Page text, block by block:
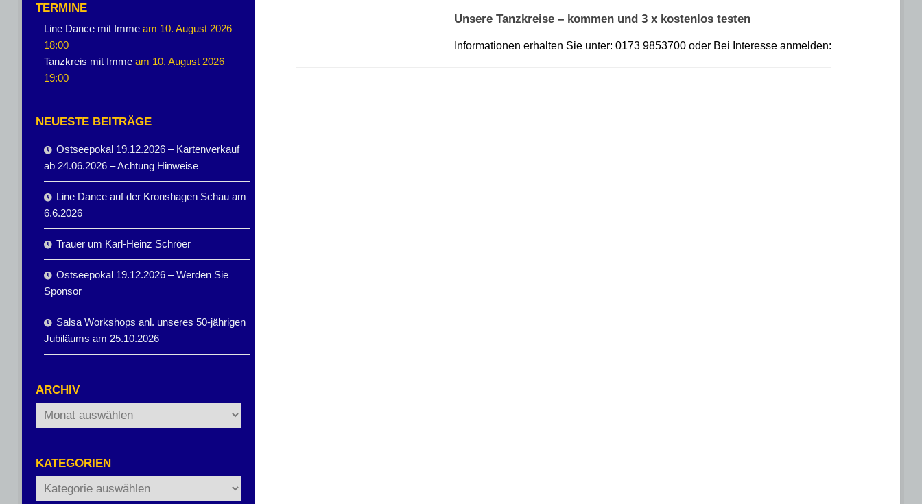
Unsere Tanzkreise – kommen und 3 x kostenlos testen
Informationen erhalten Sie unter: 0173 9853700 oder Bei Interesse anmelden:
TERMINE
Line Dance mit Imme am 10. August 2026
18:00
Tanzkreis mit Imme am 10. August 2026
19:00
NEUESTE BEITRÄGE
Ostseepokal 19.12.2026 – Kartenverkauf
ab 24.06.2026 – Achtung Hinweise
Line Dance auf der Kronshagen Schau am
6.6.2026
Trauer um Karl-Heinz Schröer
Ostseepokal 19.12.2026 – Werden Sie
Sponsor
Salsa Workshops anl. unseres 50-jährigen
Jubiläums am 25.10.2026
ARCHIV
Archiv
KATEGORIEN
Kategorien